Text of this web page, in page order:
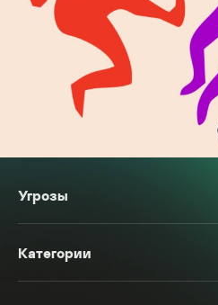
Угрозы
Категории